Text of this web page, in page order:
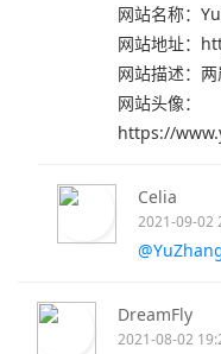
网站名称：
网站地址：
网站描述：
网站头像：
https://
Celia
2021-09-02
DreamFly
2021-08-02